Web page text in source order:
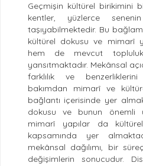
Geçmişin kültürel birikimini
kentler, yüzlerce
taşıyabilmektedir. Bu
kültürel dokusu ve mimarî
hem de mevcut
yansıtmaktadır. Mekânsal
farklılık ve benzerliklerini
bakımdan mimarî ve
bağlantı içerisinde yer
dokusu ve bunun önemli
mimarî yapılar da
kapsamında yer
mekânsal dağılımı, bir
değişimlerin sonucudur.